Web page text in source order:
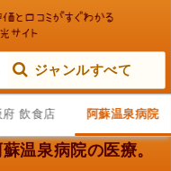
ジャンルすべて
府 飲食店 阿蘇温泉病院
温泉病院の医療。